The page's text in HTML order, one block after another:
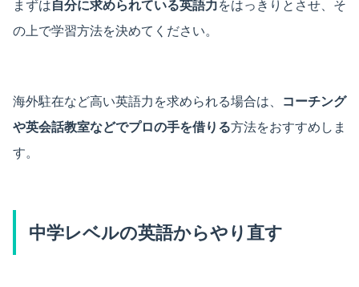
まずは自分に求められている英語力をはっきりとさせ、そ
の上で学習方法を決めてください。
海外駐在など高い英語力を求められる場合は、 コーチング
や英会話教室などでプロの手を借りる方法をおすすめしま
す。
中学レベルの英語からやり直す